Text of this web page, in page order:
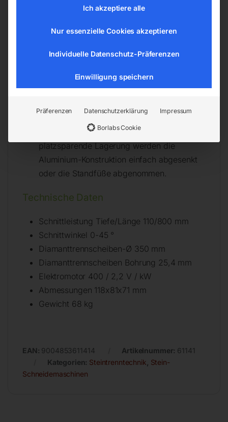
des leichtgängigen, auf präzisen
Rolltisches durchgeführt.
Die einfache Schrägstellung der
ermöglicht präzise Gehrungsschnitte. Die
leichte Aluminium-Konstruktion der ELITE-
Für einen einfachen KFZ-Transport und eine
platzsparende Lagerung werden die
Aluminium-Konstruktion einfach abgesenkt
oder die Standfüße abgenommen.
Technische Daten
Schnittleistung Tiefe/Länge 110/800 mm
Schnittwinkel 0-45 °
Diamanttrennscheiben-Ø 350 mm
Diamanttrennscheiben Bohrung 25,4 mm
Elektromotor 400 / 2,2 V / kW
Abmessungen 118x81x71 mm
Gewicht 68 kg
EAN: 9004853611414 Artikelnummer: 61141
Kategorien: Steintrenntechnik Stein-
Schneidemaschinen
Ich akzeptiere alle
Nur essenzielle Cookies akzeptieren
Individuelle Datenschutz-Präferenzen
Einwilligung speichern
Präferenzen Datenschutzerklärung Impressum
Borlabs Cookie